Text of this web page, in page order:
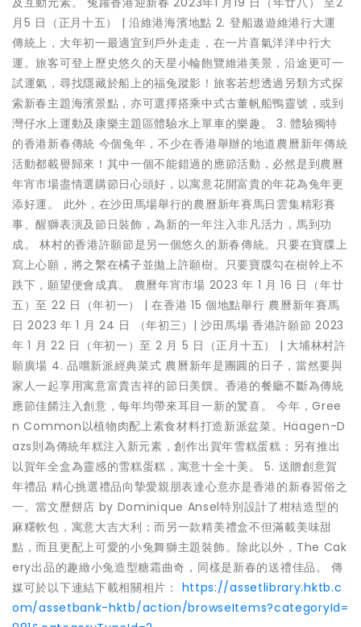
月5 日（正月十五） | 沿維港海濱地點 2. 登船遨遊維港行大運
傳統上，大年初一最適宜到戶外走走，在一片喜氣洋洋中行大
運。旅客可登上歷史悠久的天星小輪飽覽維港美景，沿途更可一
試運氣，尋找隱藏於船上的福兔蹤影！旅客若想透過另類方式探
索新春主題海濱景點，亦可選擇搭乘中式古董帆船鴨靈號，或到
灣仔水上運動及康樂主題區體驗水上單車的樂趣。 3. 體驗獨特
的香港新春傳統 今個兔年，不少在香港舉辦的地道農曆新年傳統
活動都載譽歸來！其中一個不能錯過的應節活動，必然是到農曆
年宵市場盡情選購節日心頭好，以寓意花開富貴的年花為兔年更
添好運。 此外，在沙田馬場舉行的農曆新年賽馬日雲集精彩賽
事、醒獅表演及節日裝飾，為新的一年注入非凡活力，馬到功
成。 林村的香港許願節是另一個悠久的新春傳統。只要在寶牒上
寫上心願，將之繫在橘子並拋上許願樹。只要寶牒勾在樹幹上不
跌下，願望便會成真。 農曆年宵市場 2023 年 1 月 16 日（年廿
五）至 22 日（年初一） | 在香港 15 個地點舉行 農曆新年賽馬
日 2023 年 1 月 24 日 （年初三）| 沙田馬場 香港許願節 2023
年 1 月 22 日（年初一）至 2 月 5 日（正月十五） | 大埔林村許
願廣場 4. 品嚐新派經典菜式 農曆新年是團圓的日子，當然要與
家人一起享用寓意富貴吉祥的節日美饌。香港的餐廳不斷為傳統
應節佳餚注入創意，每年均帶來耳目一新的驚喜。 今年，Gree
n Common以植物肉配上素食材料打造新派盆菜。Häagen-D
azs則為傳統年糕注入新元素，創作出賀年雪糕蛋糕；另有推出
以賀年全盒為靈感的雪糕蛋糕，寓意十全十美。 5. 送贈創意賀
年禮品 精心挑選禮品向摯愛親朋表達心意亦是香港的新春習俗之
一。當文歷餅店 by Dominique Ansel特別設計了柑桔造型的
麻糬軟包，寓意大吉大利；而另一款精美禮盒不但滿載美味甜
點，而且更配上可愛的小兔舞獅主題裝飾。除此以外，The Cak
ery出品的趣緻小兔造型糖霜曲奇，同樣是新春的送禮佳品。 傳
媒可於以下連結下載相關相片： https://assetlibrary.hktb.c
om/assetbank-hktb/action/browseItems?categoryId=